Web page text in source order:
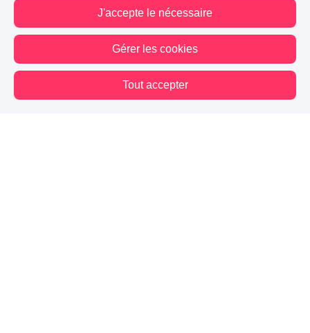
J'accepte le nécessaire
Gérer les cookies
Tout accepter